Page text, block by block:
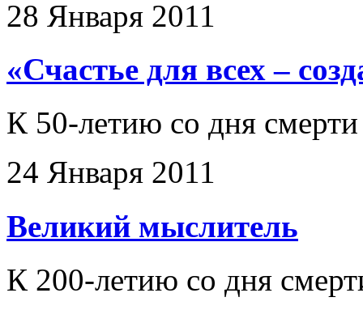
28 Января 2011
«Счастье для всех –
К 50-летию со дня
24 Января 2011
Великий мыслитель
К 200-летию со дня